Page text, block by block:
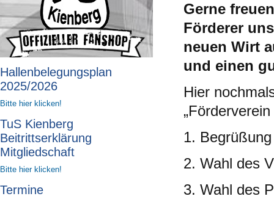
Hallenbelegungsplan
2025/2026
Bitte hier klicken!
TuS Kienberg
Beitrittserklärung
Mitgliedschaft
Bitte hier klicken!
Termine
Gerne
Förderer
neuen Wirt
und einen
Hier
1. Begrüßung
2. Wahl des
3. Wahl des